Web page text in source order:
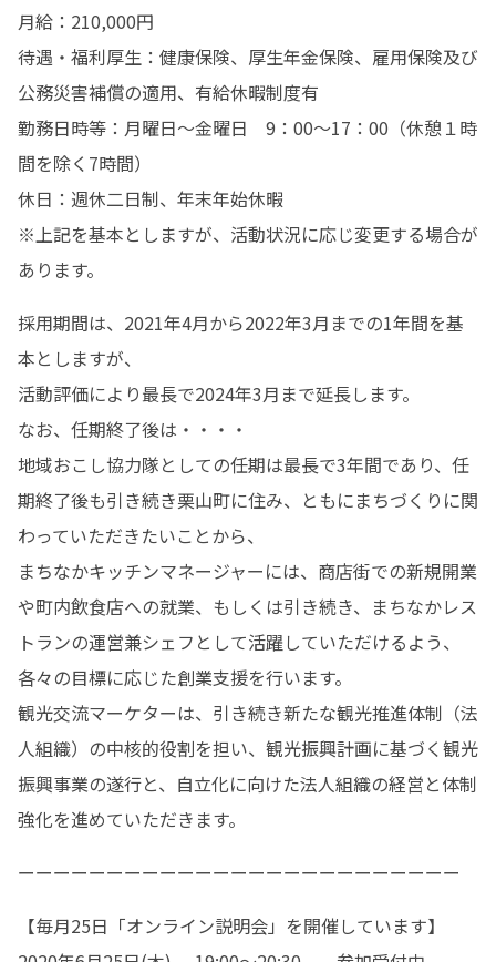
月給：210,000円
待遇・福利厚生：健康保険、厚生年金保険、雇用保険及び
公務災害補償の適用、有給休暇制度有
勤務日時等：月曜日～金曜日　9：00～17：00（休憩１時
間を除く7時間）
休日：週休二日制、年末年始休暇
※上記を基本としますが、活動状況に応じ変更する場合が
あります。
採用期間は、2021年4月から2022年3月までの1年間を基
本としますが、
活動評価により最長で2024年3月まで延長します。
なお、任期終了後は・・・・
地域おこし協力隊としての任期は最長で3年間であり、任
期終了後も引き続き栗山町に住み、ともにまちづくりに関
わっていただきたいことから、
まちなかキッチンマネージャーには、商店街での新規開業
や町内飲食店への就業、もしくは引き続き、まちなかレス
トランの運営兼シェフとして活躍していただけるよう、
各々の目標に応じた創業支援を行います。
観光交流マーケターは、引き続き新たな観光推進体制（法
人組織）の中核的役割を担い、観光振興計画に基づく観光
振興事業の遂行と、自立化に向けた法人組織の経営と体制
強化を進めていただきます。
ーーーーーーーーーーーーーーーーーーーーーーーーー
【毎月25日「オンライン説明会」を開催しています】